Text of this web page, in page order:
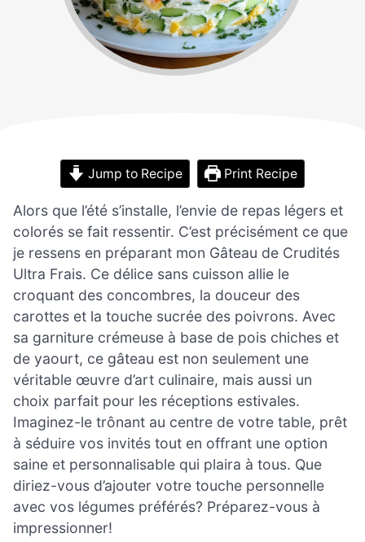
Jump to Recipe Print Recipe
Alors que l’été s’installe, l’envie de repas légers et
colorés se fait ressentir. C’est précisément ce que
je ressens en préparant mon Gâteau de Crudités
Ultra Frais. Ce délice sans cuisson allie le
croquant des concombres, la douceur des
carottes et la touche sucrée des poivrons. Avec
sa garniture crémeuse à base de pois chiches et
de yaourt, ce gâteau est non seulement une
véritable œuvre d’art culinaire, mais aussi un
choix parfait pour les réceptions estivales.
Imaginez-le trônant au centre de votre table, prêt
à séduire vos invités tout en offrant une option
saine et personnalisable qui plaira à tous. Que
diriez-vous d’ajouter votre touche personnelle
avec vos légumes préférés? Préparez-vous à
impressionner!